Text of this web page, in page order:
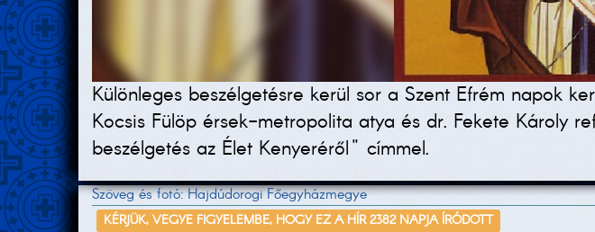
Különleges beszélgetésre kerül sor a Szent Efrém napok
Kocsis Fülöp érsek-metropolita atya és dr. Fekete Károly
beszélgetés az Élet Kenyeréről" címmel.
Szöveg és fotó: Hajdúdorogi Főegyházmegye
KÉRJÜK, VEGYE FIGYELEMBE, HOGY EZ A HÍR 2382 NAPJA ÍRÓDOTT